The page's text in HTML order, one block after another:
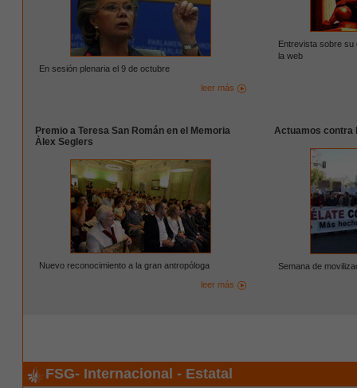
En sesión plenaria el 9 de octubre
leer más
Entrevista sobre su
la web
Premio a Teresa San Román en el Memoria
Àlex Seglers
Nuevo reconocimiento a la gran antropóloga
leer más
Actuamos contra
Semana de
FSG- Internacional - Estatal